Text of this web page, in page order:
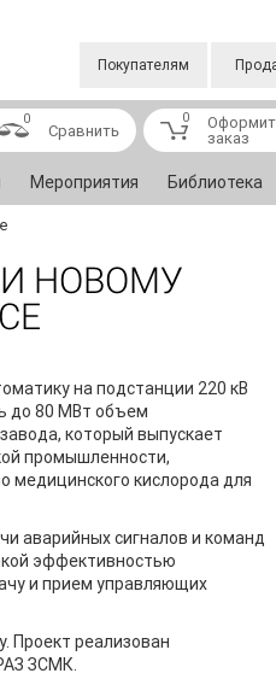
Покупателям
0
Сравнить
0
заказ
Мероприятия Библиотека
НОВОМУ
на подстанции 220 кВ
до 80 МВт объем
который выпускает
промышленности,
медицинского кислорода для
аварийных сигналов и команд
эффективностью
и прием управляющих
Проект реализован
ЗСМК.